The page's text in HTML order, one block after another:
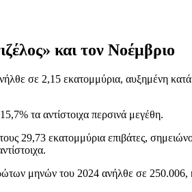
και τον Νοέμβριο
σε 2,15 εκατομμύρια, αυξημένη
τα αντίστοιχα περσινά μεγέθη.
29,73 εκατομμύρια επιβάτες,
μηνών του 2024 ανήλθε σε 250.006,